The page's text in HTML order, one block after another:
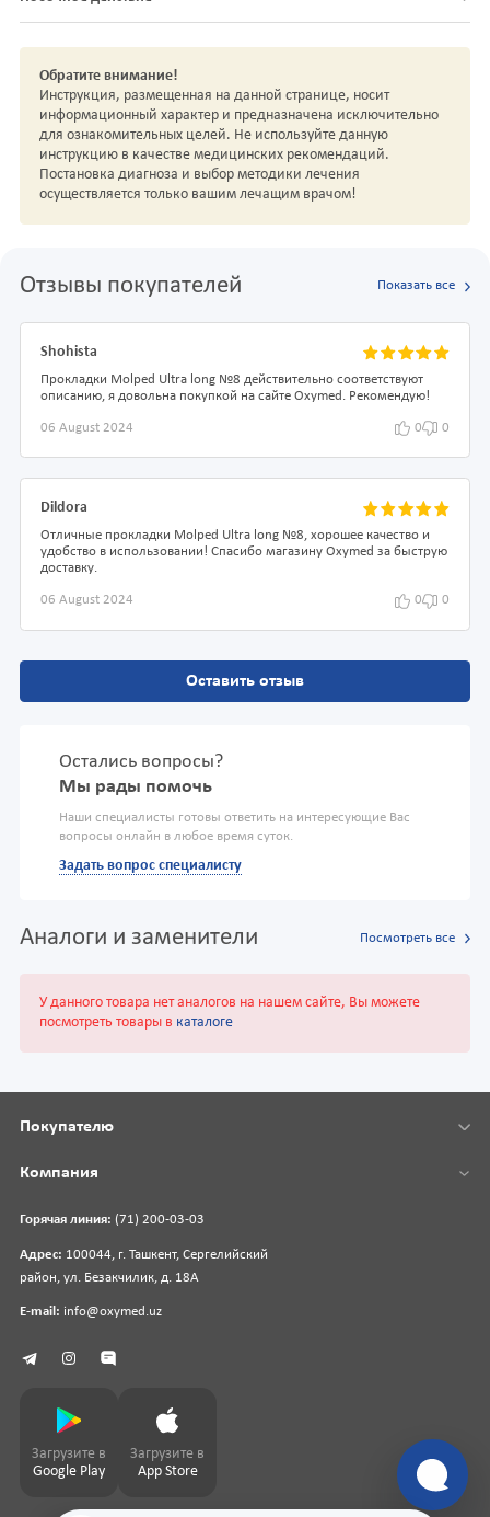
Обратите внимание!
Инструкция, размещенная на данной странице, носит
информационный характер и предназначена исключительно
для ознакомительных целей. Не используйте данную
инструкцию в качестве медицинских рекомендаций.
Постановка диагноза и выбор методики лечения
осуществляется только вашим лечащим врачом!
Отзывы покупателей Показать все
Shohista
Прокладки Molped Ultra long №8 действительно соответствуют
описанию, я довольна покупкой на сайте Oxymed. Рекомендую!
06 August 2024 0 0
Dildora
Отличные прокладки Molped Ultra long №8, хорошее качество и
удобство в использовании! Спасибо магазину Oxymed за быструю
доставку.
06 August 2024 0 0
Оставить отзыв
Остались вопросы?
Мы рады помочь
Наши специалисты готовы ответить на интересующие Вас
вопросы онлайн в любое время суток.
Задать вопрос специалисту
Аналоги и заменители Посмотреть все
У данного товара нет аналогов на нашем сайте, Вы можете
посмотреть товары в каталоге
Горячая линия: (71) 200-03-03
Адрес: 100044, г. Ташкент, Сергелийский
район, ул. Безакчилик, д. 18А
E-mail: info@oxymed.uz
Покупателю
Компания
Загрузите в
Google Play
Загрузите в
App Store